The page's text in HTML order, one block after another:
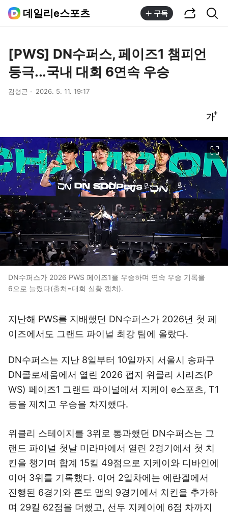
데일리e스포츠 구독
[PWS] DN수퍼스, 페이즈1 챔피언
등극...국내 대회 6연속 우승
김형근 2026. 5. 11. 19:17
DN수퍼스가 2026 PWS 페이즈1을 우승하며 연속 우승 기록을
6으로 늘렸다(출처=대회 실황 캡처).
지난해 PWS를 지배했던 DN수퍼스가 2026년 첫 페
이즈에서도 그랜드 파이널 최강 팀에 올랐다.
DN수퍼스는 지난 8일부터 10일까지 서울시 송파구
DN콜로세움에서 열린 2026 펍지 위클리 시리즈(P
WS) 페이즈1 그랜드 파이널에서 지케이 e스포츠, T1
등을 제치고 우승을 차지했다.
위클리 스테이지를 3위로 통과했던 DN수퍼스는 그
랜드 파이널 첫날 미라마에서 열린 2경기에서 첫 치
킨을 챙기며 합계 15킬 49점으로 지케이와 디바인에
이어 3위를 기록했다. 이어 2일차에는 에란겔에서
진행된 6경기와 론도 맵의 9경기에서 치킨을 추가하
며 29킬 62점을 더했고, 선두 지케이에 6점 차까지